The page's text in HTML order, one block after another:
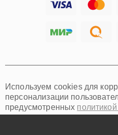
Хабаровск
Омск
Красноярск
Пермь
Используем cookies для
персонализации
предусмотренных
данных